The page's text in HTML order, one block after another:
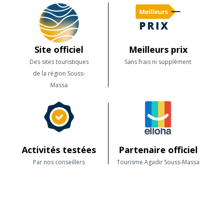
Site officiel
Des sites touristiques
de la région Souss-
Massa
Meilleurs prix
Sans frais ni supplément
Activités testées
Par nos conseillers
Partenaire officiel
Tourisme Agadir Souss-Massa